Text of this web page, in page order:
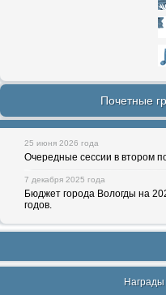
Почетные
25 июня 2026 года
Очередные сессии в втором
7 декабря 2025 года
Бюджет города Вологды на
годов.
Награды